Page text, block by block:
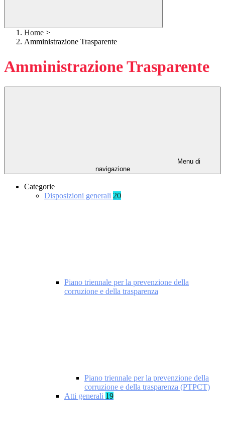
Home >
Amministrazione Trasparente
Amministrazione Trasparente
Menu di
navigazione
Categorie
Disposizioni generali 20
Piano triennale per la prevenzione della
corruzione e della trasparenza
Piano triennale per la prevenzione della
corruzione e della trasparenza (PTPCT)
Atti generali 19